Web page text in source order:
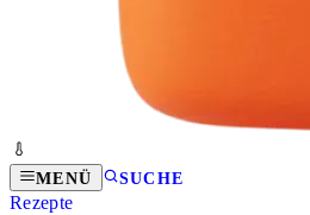
MENÜ SUCHE
Rezepte